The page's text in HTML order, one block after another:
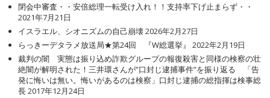
閉会中審査・・安倍総理一転受け入れ！！支持率下げ止まらず・・
2021年7月21日
イスラエル、シオニズムの自己崩壊2026年2月27日
らっきーデタラメ放送局★第24回 『W総選挙』
2022年2月19日
裁判の闇 実態は振り込め詐欺グループの報復殺害と同様の検察の壮
絶闇が解明された！三井環さんが”口封じ逮捕事件”を振り返る 「告
発に悔いは無い。悔いがあるのは検察」口封じ逮捕の総指揮は検事総
長2017年12月24日